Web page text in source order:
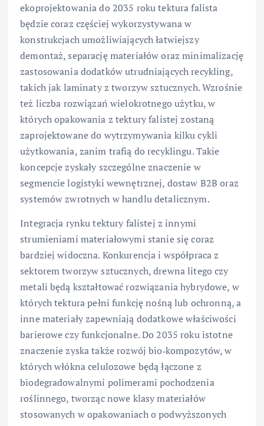
ekoprojektowania do 2035 roku tektura falista
będzie coraz częściej wykorzystywana w
konstrukcjach umożliwiających łatwiejszy
demontaż, separację materiałów oraz minimalizację
zastosowania dodatków utrudniających recykling,
takich jak laminaty z tworzyw sztucznych. Wzrośnie
też liczba rozwiązań wielokrotnego użytku, w
których opakowania z tektury falistej zostaną
zaprojektowane do wytrzymywania kilku cykli
użytkowania, zanim trafią do recyklingu. Takie
koncepcje zyskały szczególne znaczenie w
segmencie logistyki wewnętrznej, dostaw B2B oraz
systemów zwrotnych w handlu detalicznym.
Integracja rynku tektury falistej z innymi
strumieniami materiałowymi stanie się coraz
bardziej widoczna. Konkurencja i współpraca z
sektorem tworzyw sztucznych, drewna litego czy
metali będą kształtować rozwiązania hybrydowe, w
których tektura pełni funkcję nośną lub ochronną, a
inne materiały zapewniają dodatkowe właściwości
barierowe czy funkcjonalne. Do 2035 roku istotne
znaczenie zyska także rozwój bio‑kompozytów, w
których włókna celulozowe będą łączone z
biodegradowalnymi polimerami pochodzenia
roślinnego, tworząc nowe klasy materiałów
stosowanych w opakowaniach o podwyższonych